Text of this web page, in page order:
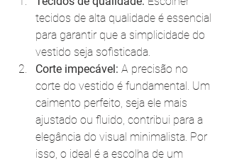
tecidos de alta qualidade é essencial
para garantir que a simplicidade do
vestido seja sofisticada.
Corte impecável: A precisão no
corte do vestido é fundamental. Um
caimento perfeito, seja ele mais
ajustado ou fluido, contribui para a
elegância do visual minimalista. Por
isso, o ideal é a escolha de um